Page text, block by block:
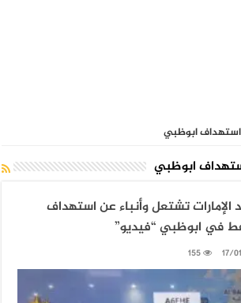
ابوظبي
ابوظبي
تشتعل وأنباء عن استهداف
في ابوظبي “فيديو”
17/
155